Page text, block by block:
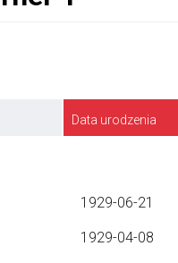
Data urodzenia
1929-06-21
1929-04-08